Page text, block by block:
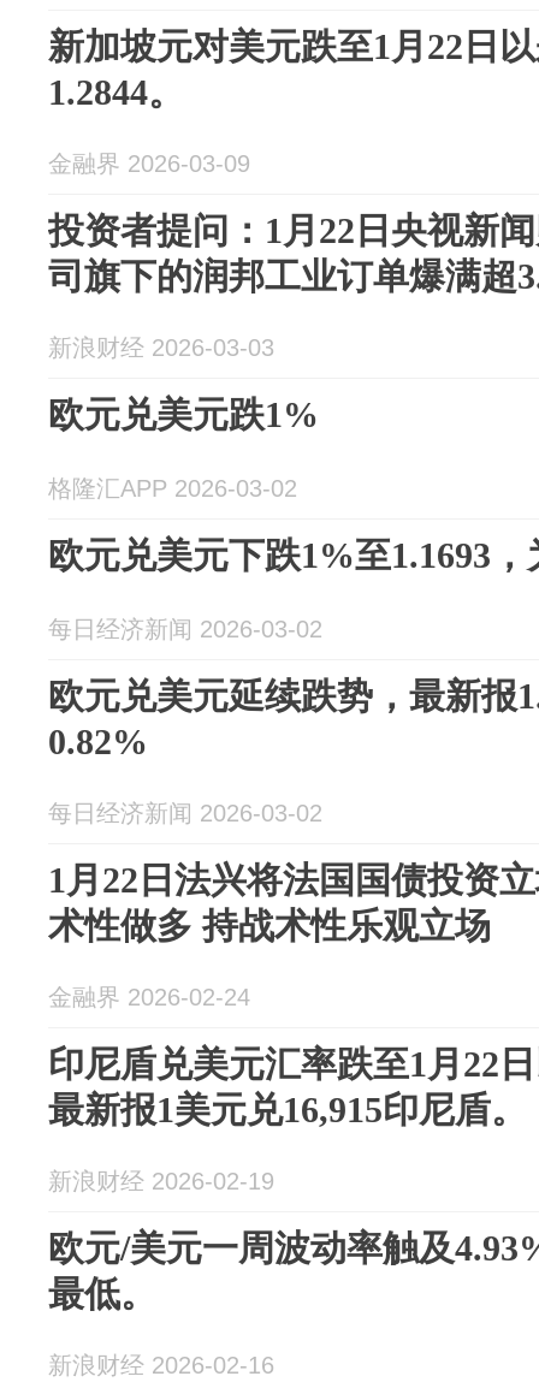
新加坡元对美元跌至1月22日
1.2844。
金融界 2026-03-09
投资者提问：1月22日央视新
司旗下的润邦工业订单爆满超
新浪财经 2026-03-03
欧元兑美元跌1%
格隆汇APP 2026-03-02
欧元兑美元下跌1%至1.1693
每日经济新闻 2026-03-02
欧元兑美元延续跌势，最新报
0.82%
每日经济新闻 2026-03-02
1月22日法兴将法国国债投资
术性做多 持战术性乐观立场
金融界 2026-02-24
印尼盾兑美元汇率跌至1月22
最新报1美元兑16,915印尼盾。
新浪财经 2026-02-19
欧元/美元一周波动率触及
最低。
新浪财经 2026-02-16